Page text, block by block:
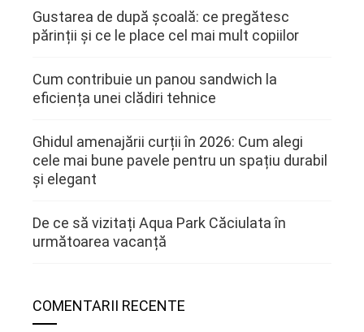
Gustarea de după școală: ce pregătesc
părinții și ce le place cel mai mult copiilor
Cum contribuie un panou sandwich la
eficiența unei clădiri tehnice
Ghidul amenajării curții în 2026: Cum alegi
cele mai bune pavele pentru un spațiu durabil
și elegant
De ce să vizitați Aqua Park Căciulata în
următoarea vacanță
COMENTARII RECENTE